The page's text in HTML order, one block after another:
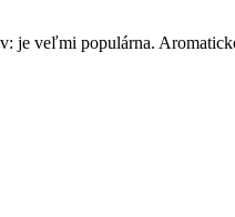
je veľmi populárna.